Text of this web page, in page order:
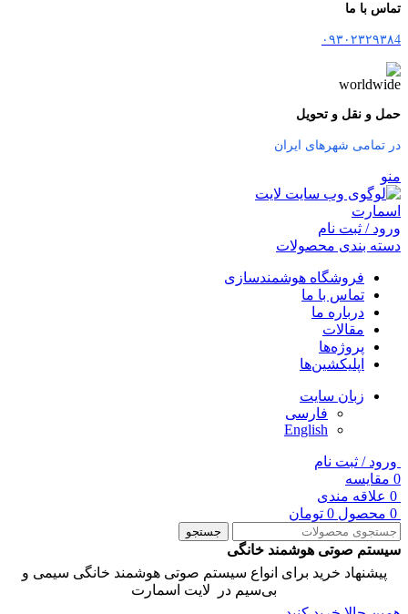
تماس با ما
۰۹۳۰۲۳۲۹۳۸4
حمل و نقل و تحویل
در تمامی شهرهای ایران
منو
ورود / ثبت نام
دسته بندی محصولات
فروشگاه هوشمندسازی
تماس با ما
درباره ما
مقالات
پروژه‌ها
اپلیکشین‌ها
زبان سایت
فارسی
English
ورود / ثبت نام
0 مقایسه
0 علاقه مندی
0 محصول 0 تومان
جستجو
سیستم صوتی هوشمند خانگی
پیشنهاد خرید برای انواع سیستم صوتی هوشمند خانگی سیمی و
بی‌سیم در لایت اسمارت